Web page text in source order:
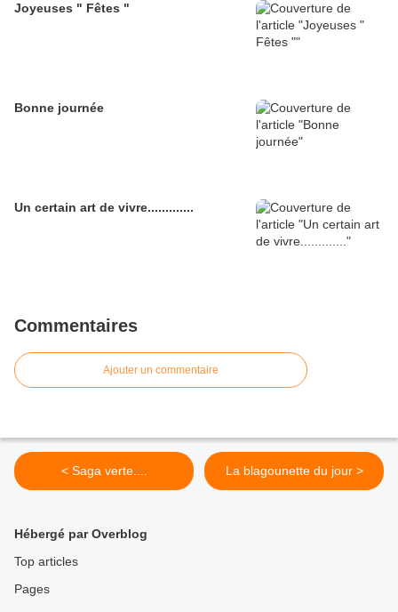
Joyeuses " Fêtes "
Bonne journée
Un certain art de vivre.............
Commentaires
Ajouter un commentaire
< Saga verte.... La blagounette du jour >
Hébergé par Overblog
Top articles
Pages